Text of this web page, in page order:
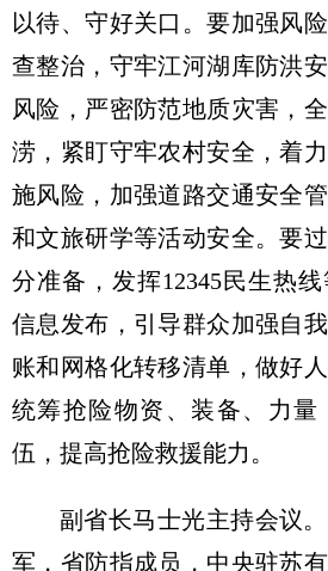
以待、守好关口。要加强风
查整治，守牢江河湖库防洪
风险，严密防范地质灾害，
涝，紧盯守牢农村安全，着
施风险，加强道路交通安全
和文旅研学等活动安全。要
分准备，发挥12345民生热
信息发布，引导群众加强自
账和网格化转移清单，做好
统筹抢险物资、装备、力量
伍，提高抢险救援能力。
副省长马士光主持会议
军，省防指成员，中央驻苏